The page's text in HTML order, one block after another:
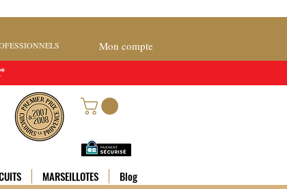
Mon compte
MARSEILLOTES Blog